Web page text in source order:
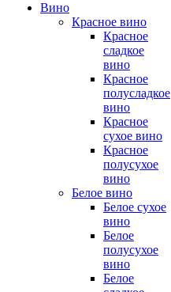
Вино
Красное вино
Красное
сладкое
вино
Красное
полусладкое
вино
Красное
сухое вино
Красное
полусухое
вино
Белое вино
Белое сухое
вино
Белое
полусухое
вино
Белое